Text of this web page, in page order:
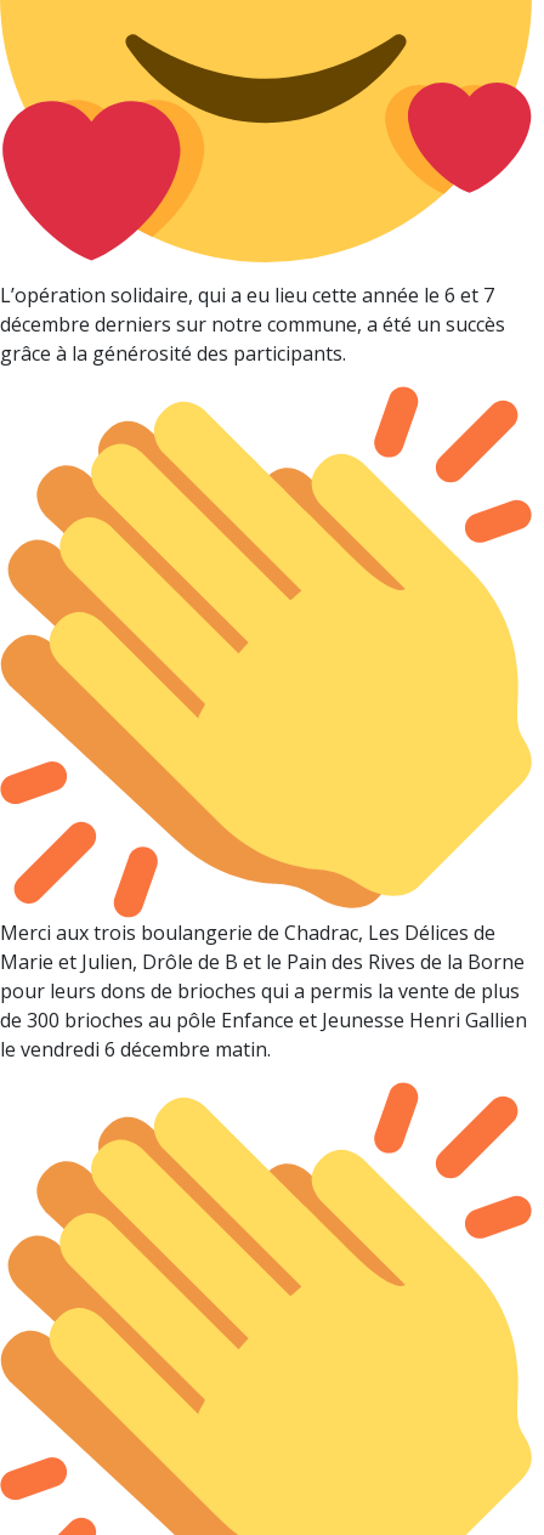
L’opération solidaire, qui a eu lieu cette année le 6 et 7
décembre derniers sur notre commune, a été un succès
grâce à la générosité des participants.
Merci aux trois boulangerie de Chadrac, Les Délices de
Marie et Julien, Drôle de B et le Pain des Rives de la Borne
pour leurs dons de brioches qui a permis la vente de plus
de 300 brioches au pôle Enfance et Jeunesse Henri Gallien
le vendredi 6 décembre matin.